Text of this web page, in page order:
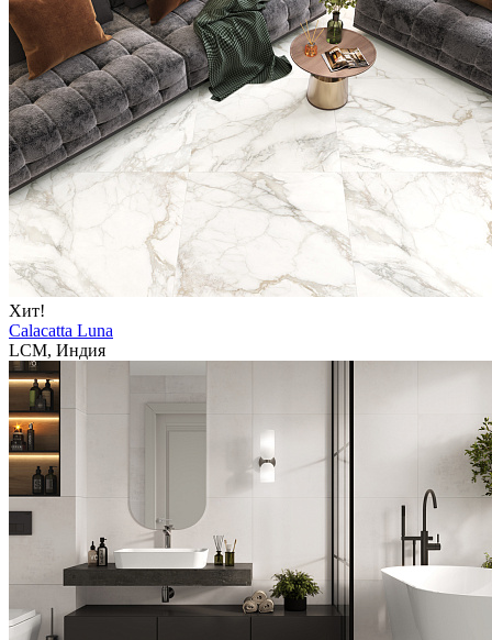
Хит!
Calacatta Luna
LCM, Индия